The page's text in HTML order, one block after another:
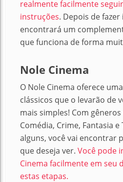
realmente facilmente
instruções. Depois de fazer
encontrará um
que funciona de forma
Nole Cinema
O Nole Cinema oferece
clássicos que o levarão de
mais simples! Com
Comédia, Crime, Fantasia
alguns, você vai encontrar
que deseja ver. Você pode
Cinema facilmente em seu
estas etapas.